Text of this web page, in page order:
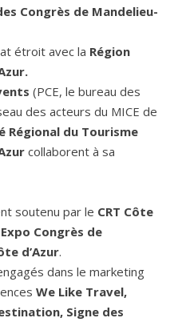
Congrès de Mandelieu-
étroit avec la Région
(PCE, le bureau des
des acteurs du MICE de
Régional du Tourisme
collaborent à sa
soutenu par le CRT Côte
Congrès de
d’Azur.
dans le marketing
We Like Travel,
Signe des